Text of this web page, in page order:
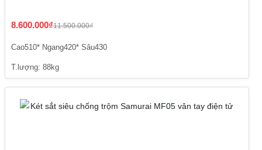
8.600.000₫11.500.000₫
Cao510* Ngang420* Sâu430
T.lượng: 88kg